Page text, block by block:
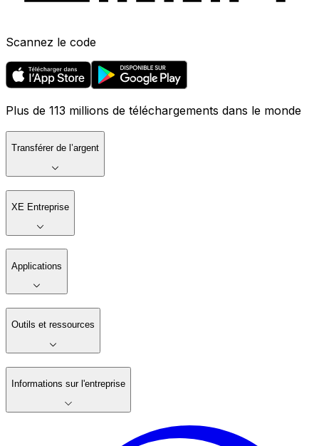
Scannez le code
Plus de 113 millions de téléchargements dans le monde
Transférer de l’argent
XE Entreprise
Applications
Outils et ressources
Informations sur l'entreprise